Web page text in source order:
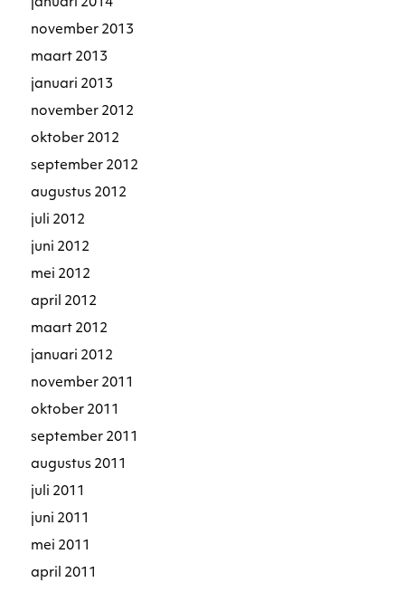
januari 2014
november 2013
maart 2013
januari 2013
november 2012
oktober 2012
september 2012
augustus 2012
juli 2012
juni 2012
mei 2012
april 2012
maart 2012
januari 2012
november 2011
oktober 2011
september 2011
augustus 2011
juli 2011
juni 2011
mei 2011
april 2011